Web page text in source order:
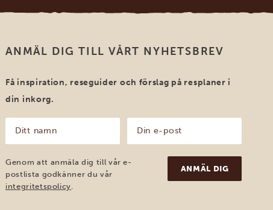
ANMÄL DIG TILL VÅRT NYHETSBREV
Få inspiration, reseguider och förslag på resplaner i
din inkorg.
namn
(Obligatoriskt)
post
(Obligatoriskt)
Genom att anmäla dig till vår e-
postlista godkänner du vår
integritetspolicy.